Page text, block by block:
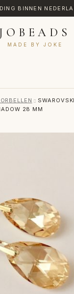
BINNEN
JOBEADS
MADE BY JOKE
28 MM